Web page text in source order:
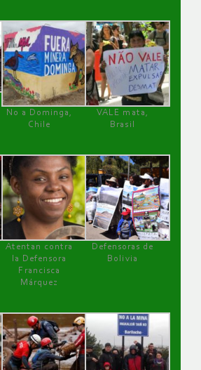
No a Dominga,
Chile
VALE mata,
Brasil
Atentan contra
la Defensora
Francisca
Márquez
Defensoras de
Bolivia